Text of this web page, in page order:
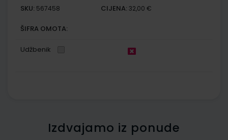
SKU: 567458 CIJENA: 32,00 €
ŠIFRA OMOTA:
Udžbenik
Izdvajamo iz ponude